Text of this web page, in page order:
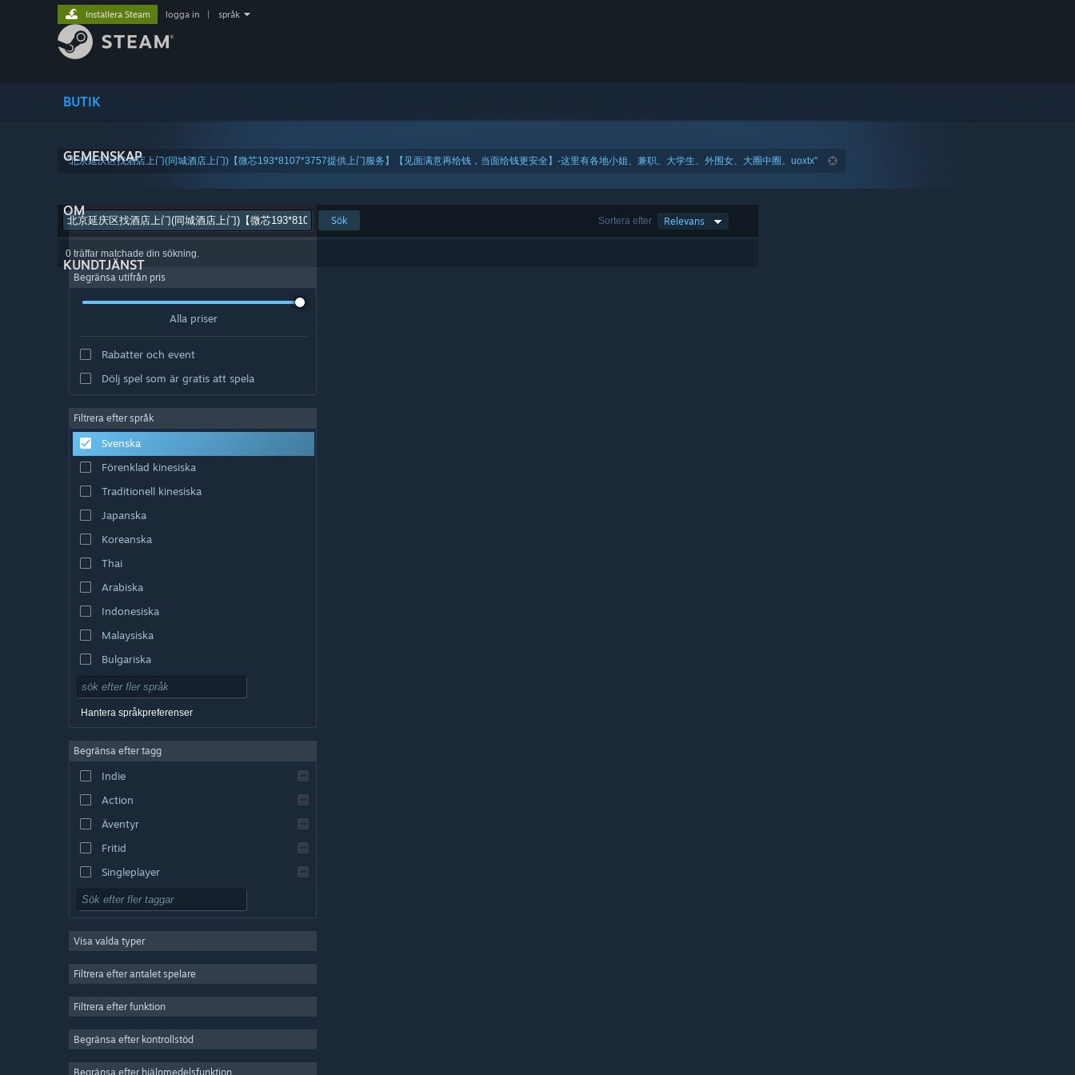
BUTIK
GEMENSKAP
OM
KUNDTJÄNST
Installera Steam logga in språk
"北京延庆区找酒店上门(同城酒店上门)【微芯193*8107*3757提供上门服务】【见面满意再给钱，当面给钱更安全】-这里有各地小姐、兼职、大学生、外围女、大圈中圈。uoxtx"
Sortera efter Relevans
Sök
0 träffar matchade din sökning.
Begränsa utifrån pris
Alla priser
Rabatter och event
Dölj spel som är gratis att spela
Filtrera efter språk
Svenska
Förenklad kinesiska
Traditionell kinesiska
Japanska
Koreanska
Thai
Arabiska
Indonesiska
Malaysiska
Bulgariska
Tjeckiska
Danska
Engelska
Spanska – Spanien
Spanska – Latinamerika
Hantera språkpreferenser
Begränsa efter tagg
Indie
Action
Äventyr
Fritid
Singleplayer
Simulering
Strategi
2D
Gratis att spela
Visa valda typer
Filtrera efter antalet spelare
Filtrera efter funktion
Begränsa efter kontrollstöd
Begränsa efter hjälpmedelsfunktion